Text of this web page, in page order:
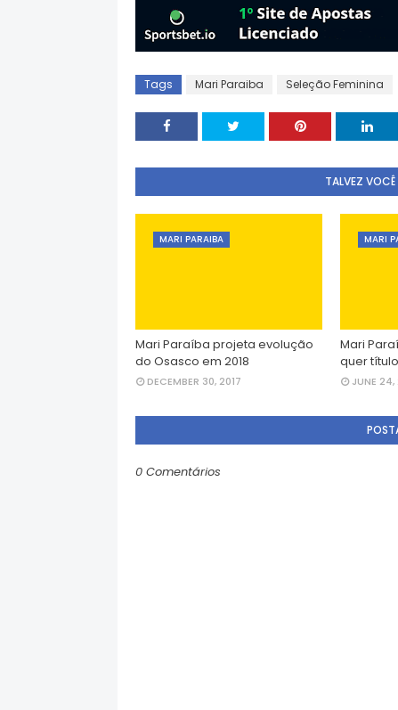
Tags Mari Paraiba Seleção Feminina
TALVEZ
MARI PARAIBA
Mari Paraíba projeta evolução
do Osasco em 2018
DECEMBER 30, 2017
MARI
Mari
quer
JUNE 24,
0 Comentários